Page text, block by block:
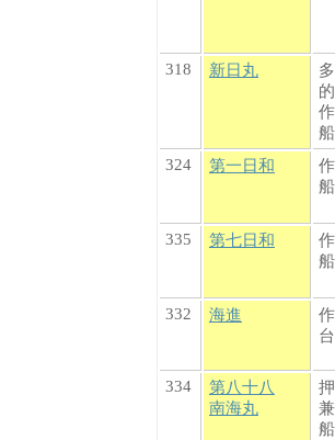
318 新日丸
的
船
324
第一日和
船
335 第七日和
船
332 海進
334
第八十八
南海丸
船